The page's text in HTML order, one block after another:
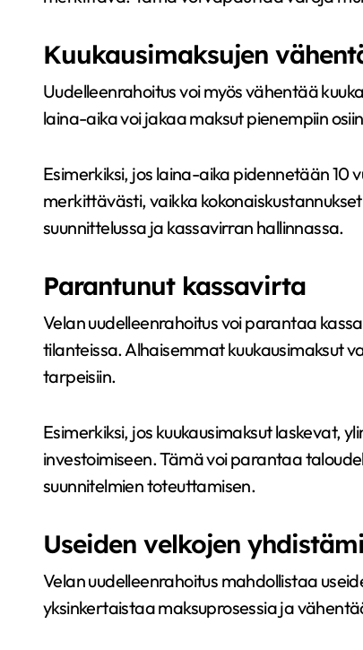
Kuukausimaksujen
Uudelleenrahoitus voi myös vähentää
laina-aika voi jakaa maksut pienempiin
Esimerkiksi, jos laina-aika pidennetään 10
merkittävästi, vaikka
suunnittelussa ja kassavirran hallinnassa.
Parantunut kassavirta
Velan uudelleenrahoitus voi parantaa
tilanteissa. Alhaisemmat kuukausimaksut
tarpeisiin.
Esimerkiksi, jos kuukausimaksut laskevat,
investoimiseen. Tämä voi parantaa
suunnitelmien toteuttamisen.
Useiden velkojen
Velan uudelleenrahoitus mahdollistaa
yksinkertaistaa maksuprosessia ja